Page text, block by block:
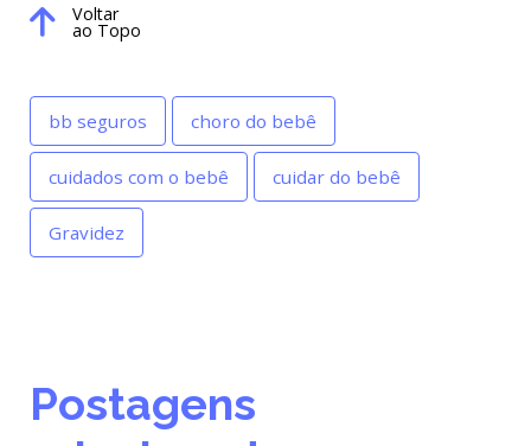
Voltar
ao Topo
bb seguros choro do bebê
cuidados com o bebê cuidar do bebê
Gravidez
Postagens